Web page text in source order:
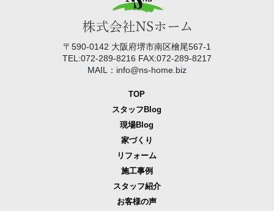
〒590-0142 大阪府堺市南区檜尾567-1
TEL:072-289-8216 FAX:072-289-8217
MAIL：info@ns-home.biz
TOP
スタッフBlog
現場Blog
家づくり
リフォーム
施工事例
スタッフ紹介
お客様の声